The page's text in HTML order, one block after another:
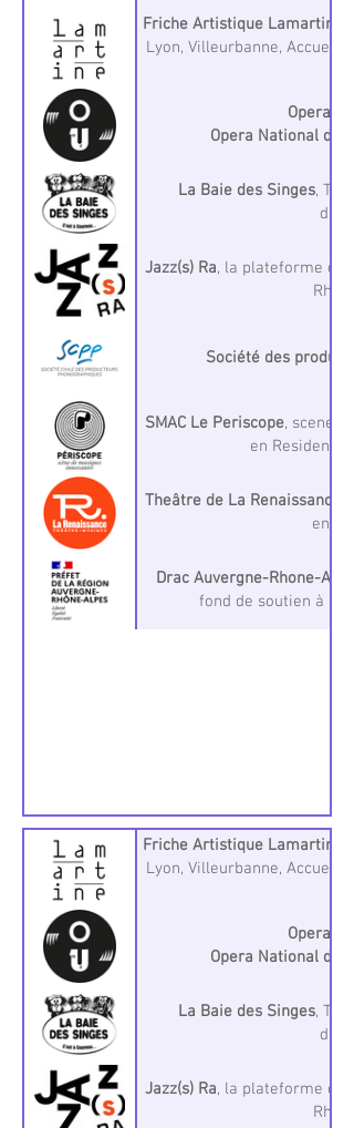
Friche Artistique Lamartine
Lyon, Villeurbanne, Accueil
Opera
Opera National de
La Baie des Singes,
Jazz(s) Ra, la plateforme
Société des
SMAC Le Periscope, scene
en
Theâtre de La Renaissance
en
Drac Auvergne-Rhone-Alpes
fond de soutien à la
Friche Artistique Lamartine
Lyon, Villeurbanne, Accueil
Opera
Opera National de
La Baie des Singes,
Jazz(s) Ra, la plateforme